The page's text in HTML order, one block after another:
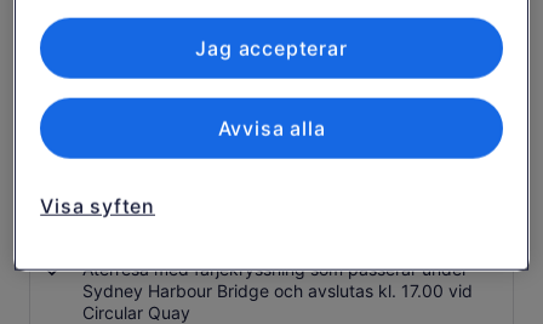
Inkluderad lunch med en rätt på en restaurang i
bergen, långt från folkmassorna, som tillgodoser
Inträde till Featherdale Wildlife Park eller Sydney
Återresa med färjekryssning som passerar under
Sydney Harbour Bridge och avslutas kl. 17.00 vid
Circular Quay
Visa syften
Avvisa alla
Jag accepterar